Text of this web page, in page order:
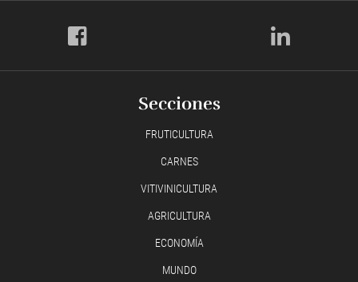
Secciones
FRUTICULTURA
CARNES
VITIVINICULTURA
AGRICULTURA
ECONOMÍA
MUNDO